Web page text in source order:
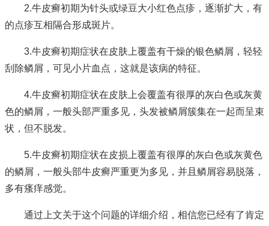
2.牛皮癣初期为针头或绿豆大小红色点疹，逐渐扩大，有
的点疹互相隔合形成斑片。
3.牛皮癣初期症状在皮肤上覆盖有干燥的银色鳞屑，轻轻
刮除鳞屑，可见小片血点，这就是该病的特征。
4.牛皮癣初期症状在皮肤上会覆盖有很厚的灰白色或灰黄
色的鳞屑，一般头部严重多见，头发被鳞屑簇集在一起而呈束
状，但不脱发。
5.牛皮癣初期症状在皮损上覆盖有很厚的灰白色或灰黄色
的鳞屑，一般头部牛皮癣严重更为多见，并且鳞屑容易脱落，
多有瘙痒感觉。
通过上文关于这个问题的详细介绍，相信您已经有了肯定